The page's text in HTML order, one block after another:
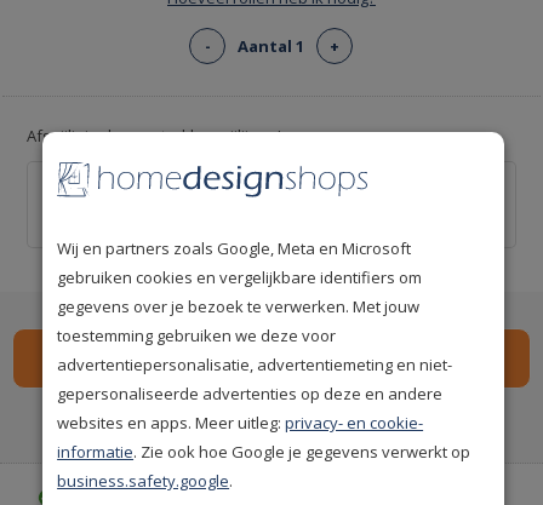
- Aantal 1 +
Afsnijliniaal voor strakke snijlijnen!
Behang afsnijliniaal 55cm
Spaar 134 premium punten
Wij en partners zoals Google, Meta en Microsoft
gebruiken cookies en vergelijkbare identifiers om
gegevens over je bezoek te verwerken. Met jouw
toestemming gebruiken we deze voor
advertentiepersonalisatie, advertentiemeting en niet-
gepersonaliseerde advertenties op deze en andere
websites en apps. Meer uitleg:privacy- en cookie-
informatie. Zie ook hoe Google je gegevens verwerkt op
business.safety.google.